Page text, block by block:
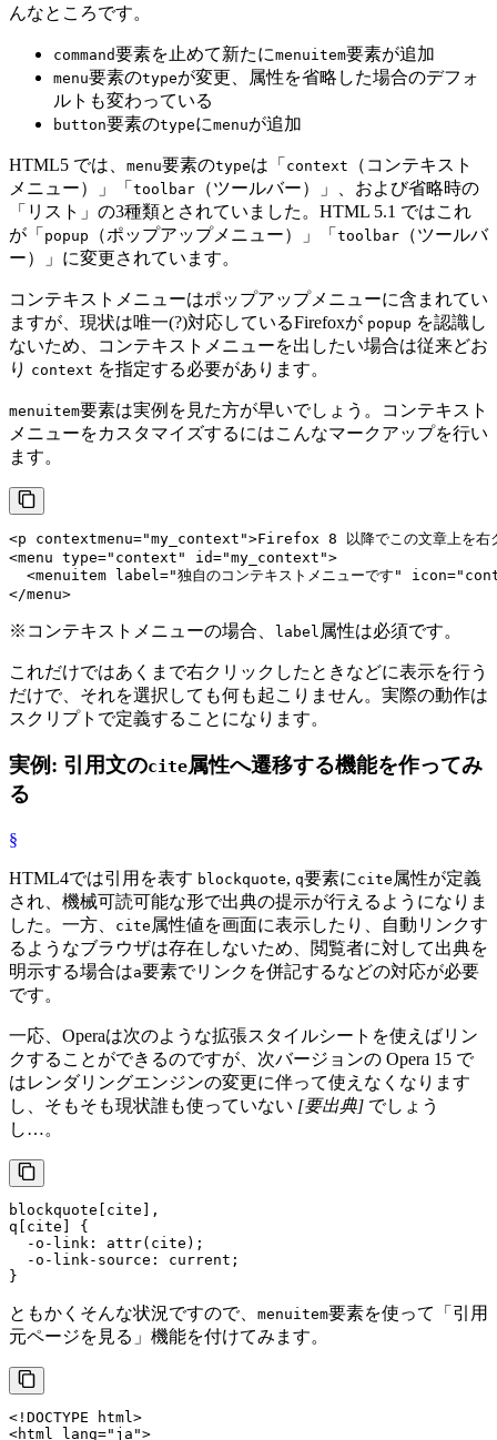
んなところです。
command要素を止めて新たにmenuitem要素が追加
menu要素のtypeが変更、属性を省略した場合のデフォ
ルトも変わっている
button要素のtypeにmenuが追加
HTML5 では、 menu要素のtypeは「 context
（コンテキスト
メニュー）」「 toolbar （ツールバー）」、および省略時の
「リスト」の3種類とされていました。HTML 5.1 ではこれ
が「 popup （ポップアップメニュー）」「 toolbar （ツールバ
ー）」に変更されています。
コンテキストメニューはポップアップメニューに含まれてい
ますが、現状は唯一(?)対応しているFirefoxが popup を認識し
ないため、コンテキストメニューを出したい場合は従来どお
り context を指定する必要があります。
menuitem要素は実例を見た方が早いでしょう。コンテキスト
メニューをカスタマイズするにはこんなマークアップを行い
ます。
<p contextmenu="my_context">Firefox 8 以降でこの文章上を右ク
<menu type="context" id="my_context">
<menuitem label ="独自のコンテキストメニューです" icon=
</menu>
※ コンテキストメニューの場合、 label 属性は必須です。
これだけではあくまで右クリックしたときなどに表示を行う
だけで、それを選択しても何も起こりません。実際の動作は
スクリプトで定義することになります。
実例: 引用文のcite属性へ遷移する機能を作ってみ
る
§
HTML4では引用を表す blockquote, q要素に cite 属性が定義
され、機械可読可能な形で出典の提示が行えるようになりま
した。一方、
cite 属性値を画面に表示したり、自動リンクす
るようなブラウザは存在しないため、閲覧者に対して出典を
明示する場合はa要素でリンクを併記するなどの対応が必要
です。
一応、Operaは次のような拡張スタイルシートを使えばリン
クすることができるのですが、次バージョンの Opera 15 で
はレンダリングエンジンの変更に伴って使えなくなります
し、そもそも現状誰も使っていない [要出典] でしょう
し…。
blockquote [cite]
q [cite]
{
  -o-link:
attr(cite);
  -o-link-
source : current;
}
ともかくそんな状況ですので、 menuitem要素を使って「引用
元ページを見る」機能を付けてみます。
<!DOCTYPE html>
<html lang="ja">